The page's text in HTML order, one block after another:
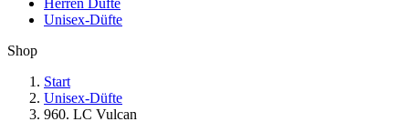
Herren Düfte
Unisex-Düfte
Shop
Start
Unisex-Düfte
960. LC Vulcan